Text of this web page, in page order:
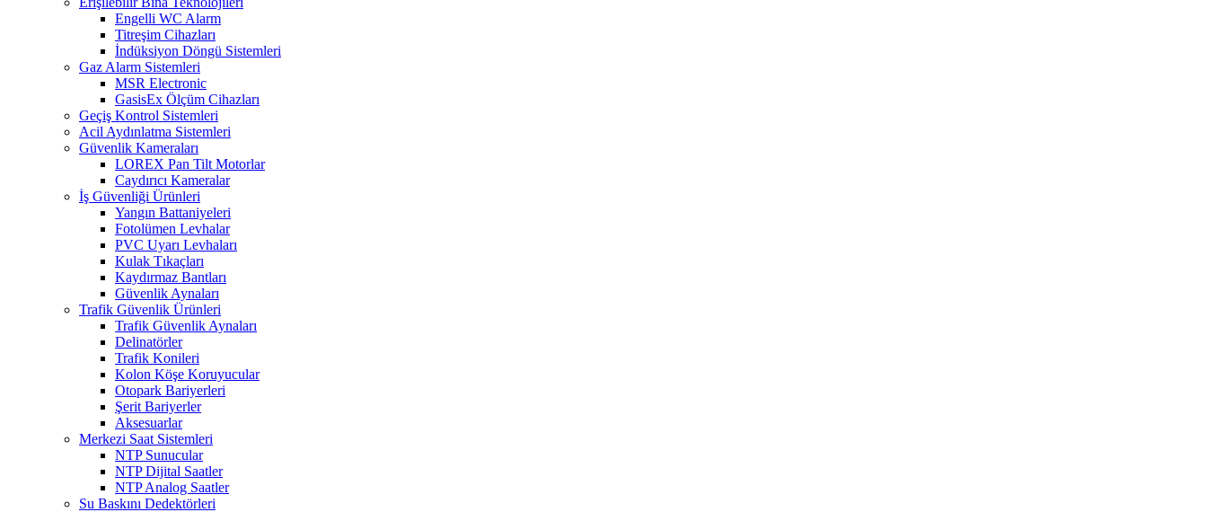
Engelli WC Alarm
Titreşim Cihazları
İndüksiyon Döngü Sistemleri
Gaz Alarm Sistemleri
MSR Electronic
GasisEx Ölçüm Cihazları
Geçiş Kontrol Sistemleri
Acil Aydınlatma Sistemleri
Güvenlik Kameraları
LOREX Pan Tilt Motorlar
Caydırıcı Kameralar
İş Güvenliği Ürünleri
Yangın Battaniyeleri
Fotolümen Levhalar
PVC Uyarı Levhaları
Kulak Tıkaçları
Kaydırmaz Bantları
Güvenlik Aynaları
Trafik Güvenlik Ürünleri
Trafik Güvenlik Aynaları
Delinatörler
Trafik Konileri
Kolon Köşe Koruyucular
Otopark Bariyerleri
Şerit Bariyerler
Aksesuarlar
Merkezi Saat Sistemleri
NTP Sunucular
NTP Dijital Saatler
NTP Analog Saatler
Su Baskını Dedektörleri